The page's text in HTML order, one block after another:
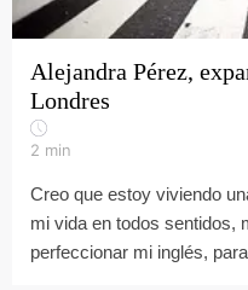
Alejandra Pérez,
Londres
2 min
Creo que estoy viviendo
mi vida en todos sentidos,
perfeccionar mi inglés,